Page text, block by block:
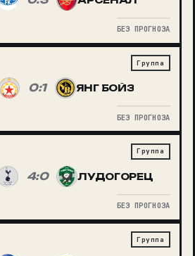
БЕЗ ПРОГНОЗА
Группа
0:1 ЯНГ БОЙЗ
БЕЗ ПРОГНОЗА
Группа
4:0 ЛУДОГОРЕЦ
БЕЗ ПРОГНОЗА
Группа